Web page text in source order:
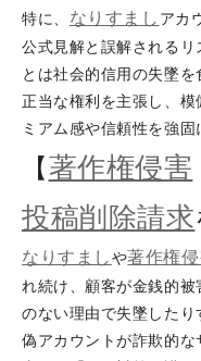
特に、 なりすまし アカ
公式見解と誤解されるリ
とは社会的信用の失墜を
正当な権利を主張し、
ミアム感や信頼性を強固
【著作権侵害
投稿削除請求
なりすましや著作権
れ続け、顧客が金銭的被
のない理由で失墜したり
偽アカウントが詐欺的